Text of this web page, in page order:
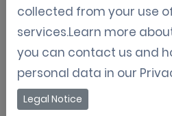
Campagnes de
couponing pour
en réponse au
En raison du Covid-19, la
collected from your use
services.Learn more
you can contact us and
personal data in our
Legal Notice